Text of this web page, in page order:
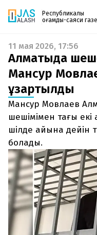
Республикалық
қоғамдық-саяси
Жаңалықтар
Спорт
Live
Руханият
Аймақ
Архив
Заң және тәртіп
Редакциямен байланыс
+7 708 604 51 06
Жарнама бөлімі
+7 701 220 64 52
Пошта
Газетке
PDF форматтағы
поштаңызға алып
шыққан сәтте сізге
енгізіңіз, біз қалғанын
11 мая 2026, 17:56
Алматыда
Мансур
ұзартылды
Мансур Мовлаев
шешімімен тағы
шілде айына дейін
болады.